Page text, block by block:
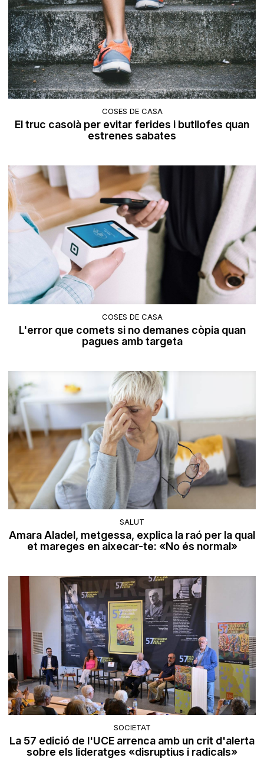
COSES DE CASA
El truc casolà per evitar ferides i butllofes quan
estrenes sabates
COSES DE CASA
L'error que comets si no demanes còpia quan
pagues amb targeta
SALUT
Amara Aladel, metgessa, explica la raó per la qual
et mareges en aixecar-te: «No és normal»
SOCIETAT
La 57 edició de l'UCE arrenca amb un crit d'alerta
sobre els lideratges «disruptius i radicals»